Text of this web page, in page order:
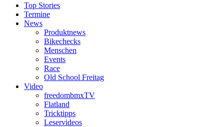
Top Stories
Termine
News
Produktnews
Bikechecks
Menschen
Events
Race
Old School Freitag
Video
freedombmxTV
Flatland
Tricktipps
Leservideos